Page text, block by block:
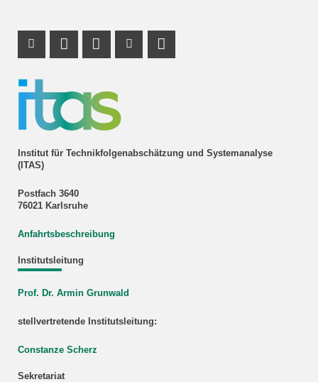
Institut für Technikfolgenabschätzung und Systemanalyse
(ITAS)
Postfach 3640
76021 Karlsruhe
Anfahrtsbeschreibung
Institutsleitung
Prof. Dr. Armin Grunwald
stellvertretende Institutsleitung:
Constanze Scherz
Sekretariat
Instagram Profil
Profil Mastodon
LinkedIn Profil
Youtube Profil
RSS-Link